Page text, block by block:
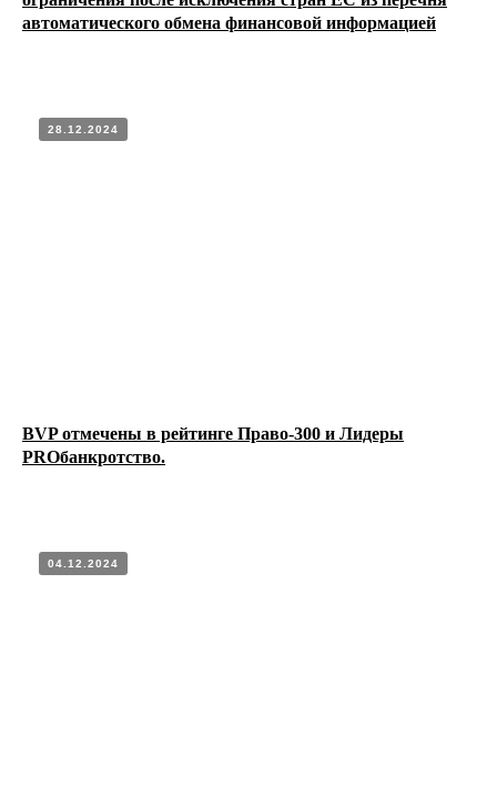
автоматического обмена финансовой информацией
28.12.2024
BVP отмечены в рейтинге Право-300 и Лидеры
PROбанкротство.
04.12.2024